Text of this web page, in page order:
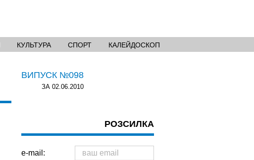
КУЛЬТУРА СПОРТ КАЛЕЙДОСКОП
ВИПУСК №098
ЗА 02.06.2010
РОЗСИЛКА
e-mail: